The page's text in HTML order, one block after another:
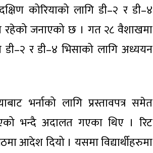
कोरियाको लागि डी–२ र डी–४
रहेको जनाएको छ । गत २८ वैशाखमा
डी–२ र डी–४ भिसाको लागि अध्ययन
भर्नाको लागि प्रस्तावपत्र समेत
भन्दै अदालत गएका थिए । रिट
आदेश दियो । यसमा विद्यार्थीहरुमा